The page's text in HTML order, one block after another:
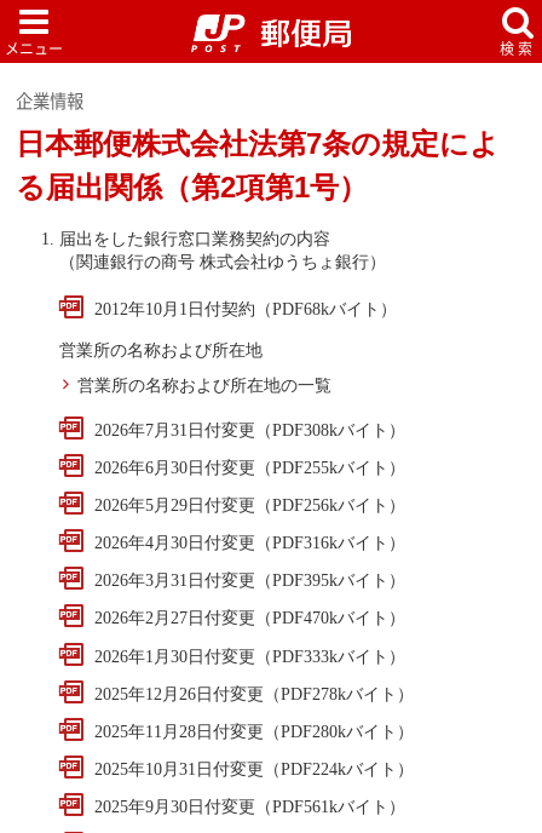
企業情報
日本郵便株式会社法第7条の規定によ
る届出関係（第2項第1号）
届出をした銀行窓口業務契約の内容
（関連銀行の商号 株式会社ゆうちょ銀行）
2012年10月1日付契約（PDF68kバイト）
営業所の名称および所在地
営業所の名称および所在地の一覧
2026年7月31日付変更（PDF308kバイト）
2026年6月30日付変更（PDF255kバイト）
2026年5月29日付変更（PDF256kバイト）
2026年4月30日付変更（PDF316kバイト）
2026年3月31日付変更（PDF395kバイト）
2026年2月27日付変更（PDF470kバイト）
2026年1月30日付変更（PDF333kバイト）
2025年12月26日付変更（PDF278kバイト）
2025年11月28日付変更（PDF280kバイト）
2025年10月31日付変更（PDF224kバイト）
2025年9月30日付変更（PDF561kバイト）